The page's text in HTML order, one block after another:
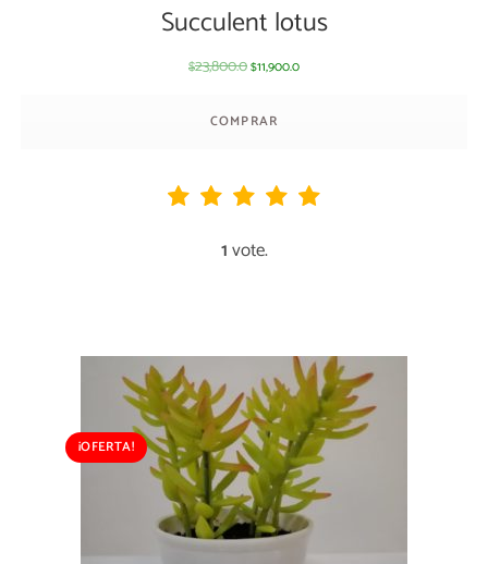
Succulent lotus
$23,800.0 $11,900.0
COMPRAR
1vote.
¡OFERTA!